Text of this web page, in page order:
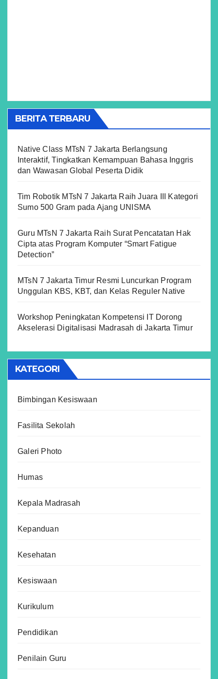
BERITA TERBARU
Native Class MTsN 7 Jakarta Berlangsung
Interaktif, Tingkatkan Kemampuan Bahasa Inggris
dan Wawasan Global Peserta Didik
Tim Robotik MTsN 7 Jakarta Raih Juara III Kategori
Sumo 500 Gram pada Ajang UNISMA
Guru MTsN 7 Jakarta Raih Surat Pencatatan Hak
Cipta atas Program Komputer “Smart Fatigue
Detection”
MTsN 7 Jakarta Timur Resmi Luncurkan Program
Unggulan KBS, KBT, dan Kelas Reguler Native
Workshop Peningkatan Kompetensi IT Dorong
Akselerasi Digitalisasi Madrasah di Jakarta Timur
KATEGORI
Bimbingan Kesiswaan
Fasilita Sekolah
Galeri Photo
Humas
Kepala Madrasah
Kepanduan
Kesehatan
Kesiswaan
Kurikulum
Pendidikan
Penilain Guru